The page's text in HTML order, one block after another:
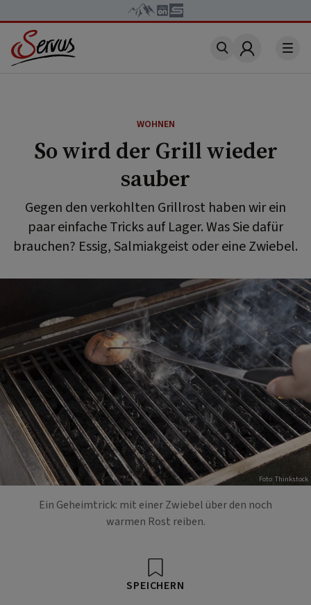
Account
WOHNEN
So wird der Grill wieder
sauber
Gegen den verkohlten Grillrost haben wir ein
paar einfache Tricks auf Lager. Was Sie dafür
brauchen? Essig, Salmiakgeist oder eine Zwiebel.
Foto: Thinkstock
Ein Geheimtrick: mit einer Zwiebel über den noch
warmen Rost reiben.
SPEICHERN